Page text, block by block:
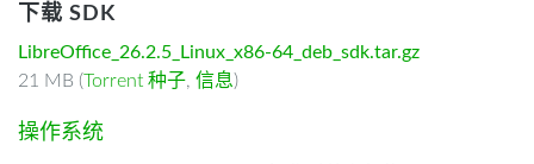
下载 SDK
LibreOffice_26.2.5_Linux_x86-64_deb_sdk.tar.gz
21 MB (Torrent 种子, 信息)
操作系统